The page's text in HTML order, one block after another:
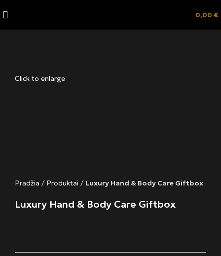
0,00 €
Click to enlarge
Pradžia / Produktai / Luxury Hand & Body Care Giftbox
Luxury Hand & Body Care Giftbox